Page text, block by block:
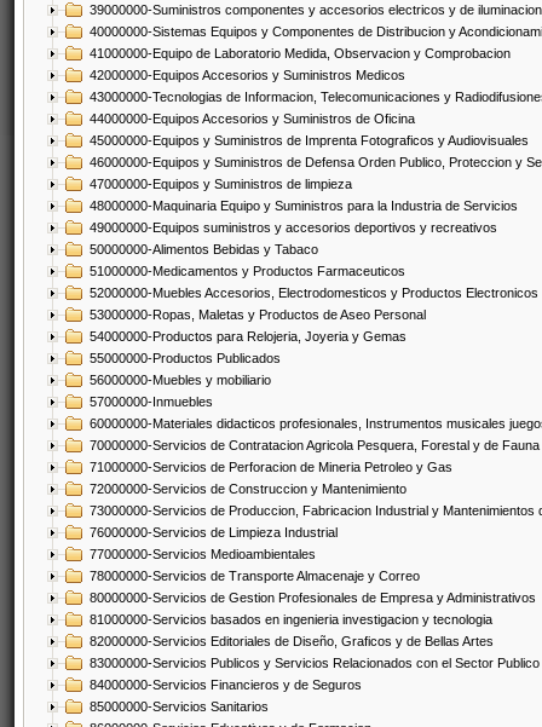
39000000-Suministros componentes y accesorios electricos y de iluminacion
40000000-Sistemas Equipos y Componentes de Distribucion y
41000000-Equipo de Laboratorio Medida, Observacion y Comprobacion
42000000-Equipos Accesorios y Suministros Medicos
43000000-Tecnologias de Informacion, Telecomunicaciones y
44000000-Equipos Accesorios y Suministros de Oficina
45000000-Equipos y Suministros de Imprenta Fotograficos y Audiovisuales
46000000-Equipos y Suministros de Defensa Orden Publico, Proteccion y
47000000-Equipos y Suministros de limpieza
48000000-Maquinaria Equipo y Suministros para la Industria de Servicios
49000000-Equipos suministros y accesorios deportivos y recreativos
50000000-Alimentos Bebidas y Tabaco
51000000-Medicamentos y Productos Farmaceuticos
52000000-Muebles Accesorios, Electrodomesticos y Productos Electronicos
53000000-Ropas, Maletas y Productos de Aseo Personal
54000000-Productos para Relojeria, Joyeria y Gemas
55000000-Productos Publicados
56000000-Muebles y mobiliario
57000000-Inmuebles
60000000-Materiales didacticos profesionales, Instrumentos musicales
70000000-Servicios de Contratacion Agricola Pesquera, Forestal y de Fauna
71000000-Servicios de Perforacion de Mineria Petroleo y Gas
72000000-Servicios de Construccion y Mantenimiento
73000000-Servicios de Produccion, Fabricacion Industrial y Mantenimientos
76000000-Servicios de Limpieza Industrial
77000000-Servicios Medioambientales
78000000-Servicios de Transporte Almacenaje y Correo
80000000-Servicios de Gestion Profesionales de Empresa y Administrativos
81000000-Servicios basados en ingenieria investigacion y tecnologia
82000000-Servicios Editoriales de Diseño, Graficos y de Bellas Artes
83000000-Servicios Publicos y Servicios Relacionados con el Sector Publico
84000000-Servicios Financieros y de Seguros
85000000-Servicios Sanitarios